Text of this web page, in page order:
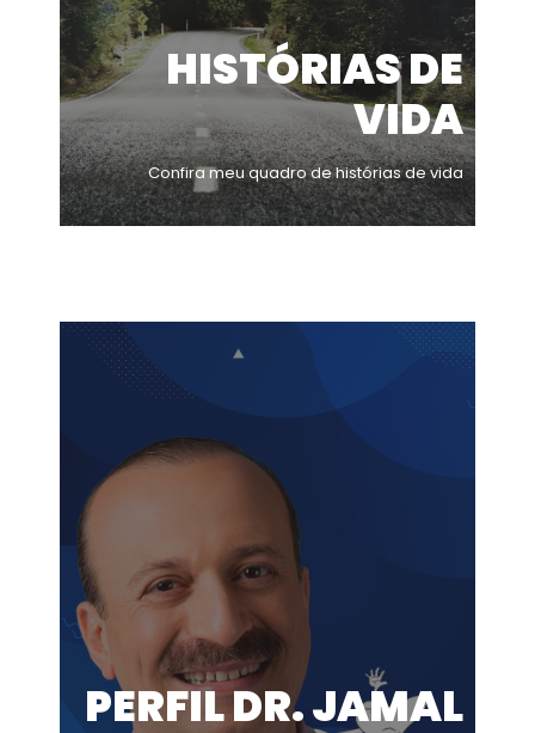
HISTÓRIAS DE
VIDA
Confira meu quadro de histórias de vida
PERFIL DR. JAMAL